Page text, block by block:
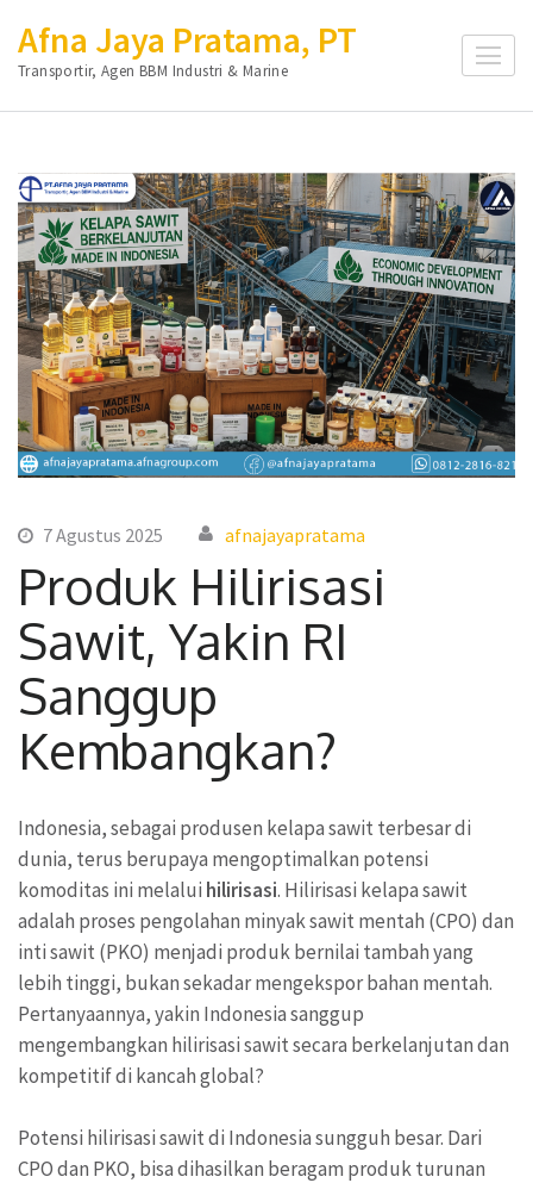
ke
konten
(Tekan
Afna Jaya Pratama, PT
Transportir, Agen BBM Industri & Marine
7 Agustus 2025 afnajayapratama
Produk Hilirisasi
Sawit, Yakin RI
Sanggup
Kembangkan?
Indonesia, sebagai produsen kelapa sawit terbesar di
dunia, terus berupaya mengoptimalkan potensi
komoditas ini melalui hilirisasi. Hilirisasi kelapa sawit
adalah proses pengolahan minyak sawit mentah (CPO) dan
inti sawit (PKO) menjadi produk bernilai tambah yang
lebih tinggi, bukan sekadar mengekspor bahan mentah.
Pertanyaannya, yakin Indonesia sanggup
mengembangkan hilirisasi sawit secara berkelanjutan dan
kompetitif di kancah global?
Potensi hilirisasi sawit di Indonesia sungguh besar. Dari
CPO dan PKO, bisa dihasilkan beragam produk turunan